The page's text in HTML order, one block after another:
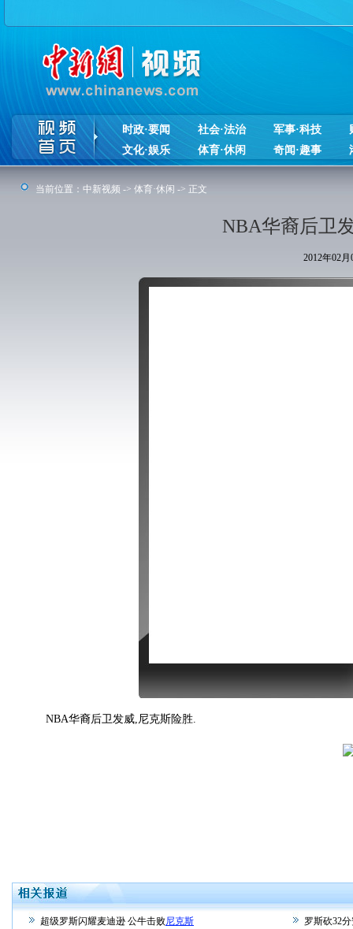
时政·要闻 社会·法治 军事·科技
文化·娱乐
体育·休闲 奇闻·趣事
当前位置： 中新视频 -> 体育·休闲 -> 正文
NBA华裔后卫
2012年02
NBA华裔后卫发威,尼克斯险胜.
超级罗斯闪耀麦迪逊 公牛击败尼克斯
罗斯砍32